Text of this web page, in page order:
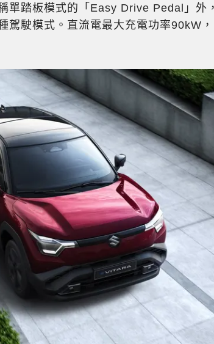
單踏板模式的「Easy Drive Pedal」外
駕駛模式。直流電最大充電功率90kW